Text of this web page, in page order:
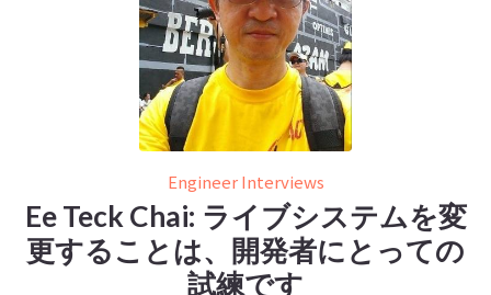
Engineer Interviews
Ee Teck Chai: ライブシステムを変
更することは、開発者にとっての
試練です